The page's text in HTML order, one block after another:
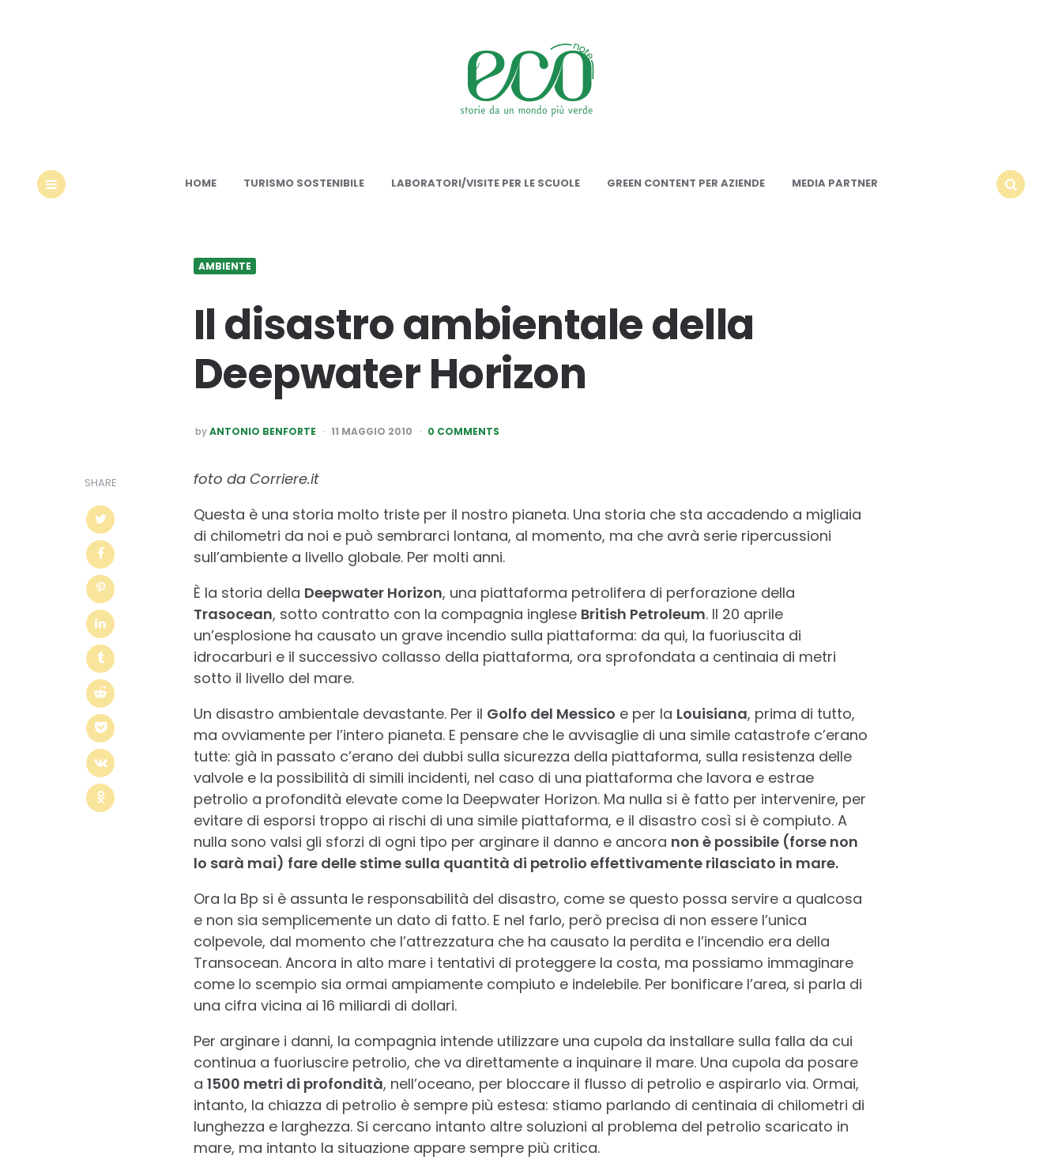
HOME TURISMO SOSTENIBILE LABORATORI/VISITE PER LE SCUOLE GREEN CONTENT PER AZIENDE
MEDIA PARTNER
AMBIENTE
Il disastro ambientale della
Deepwater Horizon
POSTED
BY
by ANTONIO BENFORTE 11 MAGGIO 2010 0 COMMENTS
SHARE
foto da Corriere.it
Questa è una storia molto triste per il nostro pianeta. Una storia che sta accadendo a migliaia
di chilometri da noi e può sembrarci lontana, al momento, ma che avrà serie ripercussioni
sull’ambiente a livello globale. Per molti anni.
È la storia della Deepwater Horizon, una piattaforma petrolifera di perforazione della
Trasocean, sotto contratto con la compagnia inglese British Petroleum. Il 20 aprile
un’esplosione ha causato un grave incendio sulla piattaforma: da qui, la fuoriuscita di
idrocarburi e il successivo collasso della piattaforma, ora sprofondata a centinaia di metri
sotto il livello del mare.
Un disastro ambientale devastante. Per il Golfo del Messico e per la Louisiana, prima di tutto,
ma ovviamente per l’intero pianeta. E pensare che le avvisaglie di una simile catastrofe c’erano
tutte: già in passato c’erano dei dubbi sulla sicurezza della piattaforma, sulla resistenza delle
valvole e la possibilità di simili incidenti, nel caso di una piattaforma che lavora e estrae
petrolio a profondità elevate come la Deepwater Horizon. Ma nulla si è fatto per intervenire, per
evitare di esporsi troppo ai rischi di una simile piattaforma, e il disastro così si è compiuto. A
nulla sono valsi gli sforzi di ogni tipo per arginare il danno e ancora non è possibile (forse non
lo sarà mai) fare delle stime sulla quantità di petrolio effettivamente rilasciato in mare.
Ora la Bp si è assunta le responsabilità del disastro, come se questo possa servire a qualcosa
e non sia semplicemente un dato di fatto. E nel farlo, però precisa di non essere l’unica
colpevole, dal momento che l’attrezzatura che ha causato la perdita e l’incendio era della
Transocean. Ancora in alto mare i tentativi di proteggere la costa, ma possiamo immaginare
come lo scempio sia ormai ampiamente compiuto e indelebile. Per bonificare l’area, si parla di
una cifra vicina ai 16 miliardi di dollari.
Per arginare i danni, la compagnia intende utilizzare una cupola da installare sulla falla da cui
continua a fuoriuscire petrolio, che va direttamente a inquinare il mare. Una cupola da posare
a 1500 metri di profondità, nell’oceano, per bloccare il flusso di petrolio e aspirarlo via. Ormai,
intanto, la chiazza di petrolio è sempre più estesa: stiamo parlando di centinaia di chilometri di
lunghezza e larghezza. Si cercano intanto altre soluzioni al problema del petrolio scaricato in
mare, ma intanto la situazione appare sempre più critica.